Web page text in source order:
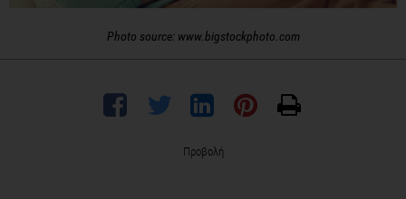
Photo source: www.bigstockphoto.com
Προβολή